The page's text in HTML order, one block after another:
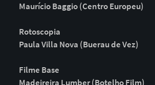
Maurício Baggio (Centro Europeu)
Rotoscopia
Paula Villa Nova (Buerau de Vez)
Filme Base
Madeireira Lumber (Botelho Film)